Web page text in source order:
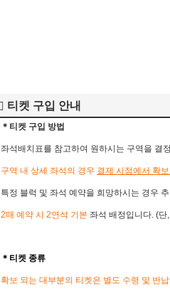
티켓 구입 안내
＊티켓 구입 방법
좌석배치표를 참고하여 원하시는 구역을 결
구역 내 상세 좌석의 경우 결제 시점에서 확
특정 블럭 및 좌석 예약을 희망하시는 경우
2매 예약 시 2연석 기본 좌석 배정입니다. (
＊​ 티켓 종류
확보 되는 대부분의 티켓은 별도 수령 및 반